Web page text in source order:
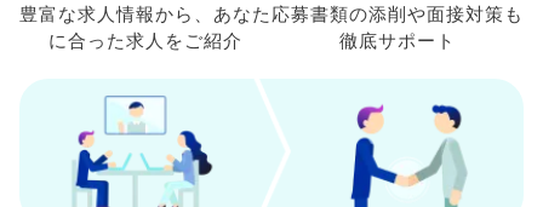
豊富な求人情報から、 あなた
に合った求人を ご紹介
応募書類の添削や面接対策も
徹底サポート